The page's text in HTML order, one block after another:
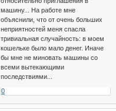
машину... На работе мне
объяснили, что от очень больших
неприятностей меня спасла
тривиальная случайность: в моем
кошельке было мало денег. Иначе
бы мне не миновать машины со
всеми вытекающими
последствиями...
0